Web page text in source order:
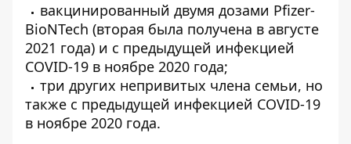
вакцинированный двумя дозами Pfizer-
BioNTech (вторая была получена в августе
2021 года) и с предыдущей инфекцией
COVID-19 в ноябре 2020 года;
три других непривитых члена семьи, но
также с предыдущей инфекцией COVID-19
в ноябре 2020 года.